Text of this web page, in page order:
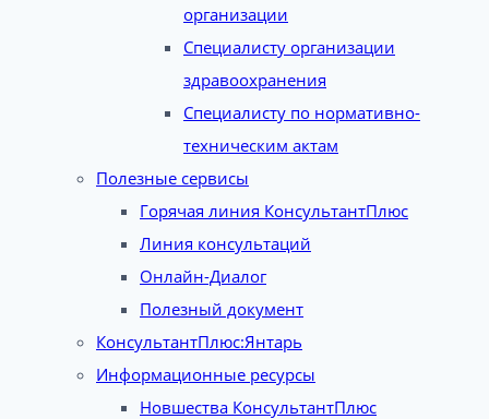
организации
Специалисту организации
здравоохранения
Специалисту по нормативно-
техническим актам
Полезные сервисы
Горячая линия КонсультантПлюс
Линия консультаций
Онлайн-Диалог
Полезный документ
КонсультантПлюс:Янтарь
Информационные ресурсы
Новшества КонсультантПлюс